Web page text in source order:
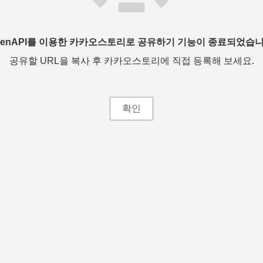
를 이용한 카카오스토리로 공유하기 기능이 종료되었습
공유할 URL을 복사 후 카카오스토리에 직접 등록해 보세요.
확인